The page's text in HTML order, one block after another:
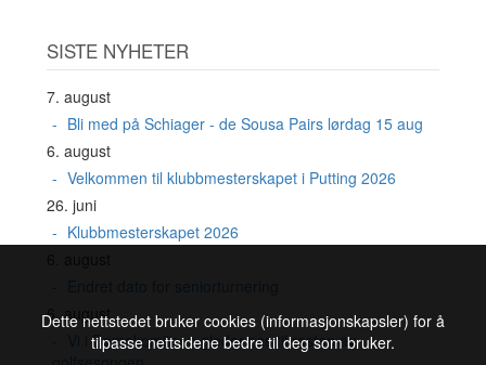
SISTE NYHETER
7. august
Bli med på Schiager - de Sousa Pairs lørdag 15 aug
6. august
Velkommen til klubbmesterskapet i Putting 2026
26. juni
Klubbmesterskapet 2026
6. august
Vi i Damekomiteen gleder oss til resten av
Dette nettstedet bruker cookies (informasjonskapsler) for å
tilpasse nettsidene bedre til deg som bruker.